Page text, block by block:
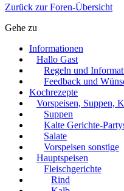
Zurück zur Foren-Übersicht
Gehe zu
Informationen
Hallo Gast
Regeln und
Feedback und
Kochrezepte
Vorspeisen, Suppen,
Suppen
Kalte Gerichte-
Salate
Vorspeisen sonstige
Hauptspeisen
Fleischgerichte
Rind